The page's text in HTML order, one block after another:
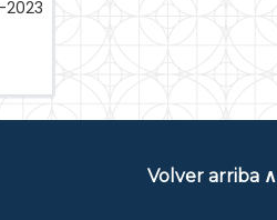
2023
Volver arriba ∧